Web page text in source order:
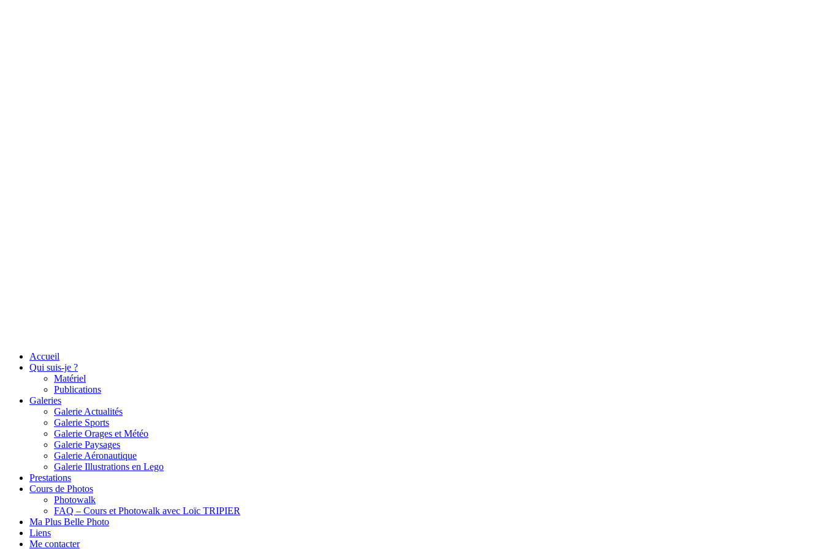
Accueil
Qui suis-je ?
Matériel
Publications
Galeries
Galerie Actualités
Galerie Sports
Galerie Orages et Météo
Galerie Paysages
Galerie Aéronautique
Galerie Illustrations en Lego
Prestations
Cours de Photos
Photowalk
FAQ – Cours et Photowalk avec Loïc TRIPIER
Ma Plus Belle Photo
Liens
Me contacter